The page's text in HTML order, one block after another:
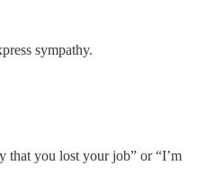
sympathy.
that you lost your job” or “I’m